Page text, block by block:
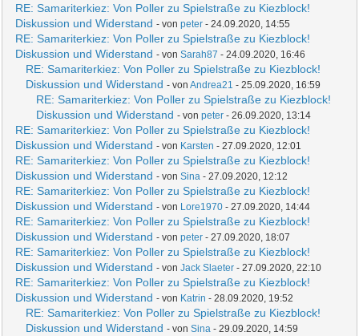
RE: Samariterkiez: Von Poller zu Spielstraße zu Kiezblock!
Diskussion und Widerstand - vonpeter - 24.09.2020, 14:55
RE: Samariterkiez: Von Poller zu Spielstraße zu Kiezblock!
Diskussion und Widerstand - vonSarah87 - 24.09.2020, 16:46
RE: Samariterkiez: Von Poller zu Spielstraße zu Kiezblock!
Diskussion und Widerstand - vonAndrea21 - 25.09.2020, 16:59
RE: Samariterkiez: Von Poller zu Spielstraße zu Kiezblock!
Diskussion und Widerstand - vonpeter - 26.09.2020, 13:14
RE: Samariterkiez: Von Poller zu Spielstraße zu Kiezblock!
Diskussion und Widerstand - von Karsten - 27.09.2020, 12:01
RE: Samariterkiez: Von Poller zu Spielstraße zu Kiezblock!
Diskussion und Widerstand - vonSina - 27.09.2020, 12:12
RE: Samariterkiez: Von Poller zu Spielstraße zu Kiezblock!
Diskussion und Widerstand - von Lore1970 - 27.09.2020, 14:44
RE: Samariterkiez: Von Poller zu Spielstraße zu Kiezblock!
Diskussion und Widerstand - vonpeter - 27.09.2020, 18:07
RE: Samariterkiez: Von Poller zu Spielstraße zu Kiezblock!
Diskussion und Widerstand - vonJack Slaeter - 27.09.2020, 22:10
RE: Samariterkiez: Von Poller zu Spielstraße zu Kiezblock!
Diskussion und Widerstand - von Katrin - 28.09.2020, 19:52
RE: Samariterkiez: Von Poller zu Spielstraße zu Kiezblock!
Diskussion und Widerstand - vonSina - 29.09.2020, 14:59